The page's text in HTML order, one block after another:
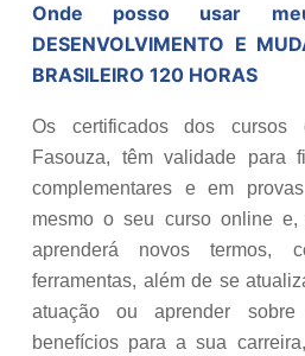
Onde posso usar
DESENVOLVIMENTO E
BRASILEIRO 120 HORAS
Os certificados dos cursos
Fasouza, têm validade para
complementares e em
mesmo o seu curso online
aprenderá novos termos,
ferramentas, além de se
atuação ou aprender
benefícios para a sua